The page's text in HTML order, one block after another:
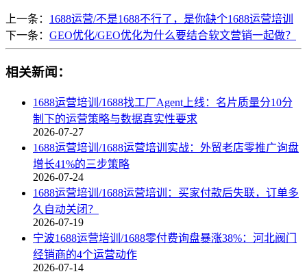
上一条： 1688运营/不是1688不行了，是你缺个1688运营培训
下一条： GEO优化/GEO优化为什么要结合软文营销一起做？
相关新闻：
1688运营培训/1688找工厂Agent上线：名片质量分10分
制下的运营策略与数据真实性要求
2026-07-27
1688运营培训/1688运营培训实战：外贸老店零推广询盘
增长41%的三步策略
2026-07-24
1688运营培训/1688运营培训：买家付款后失联，订单多
久自动关闭？
2026-07-19
宁波1688运营培训/1688零付费询盘暴涨38%：河北阀门
经销商的4个运营动作
2026-07-14